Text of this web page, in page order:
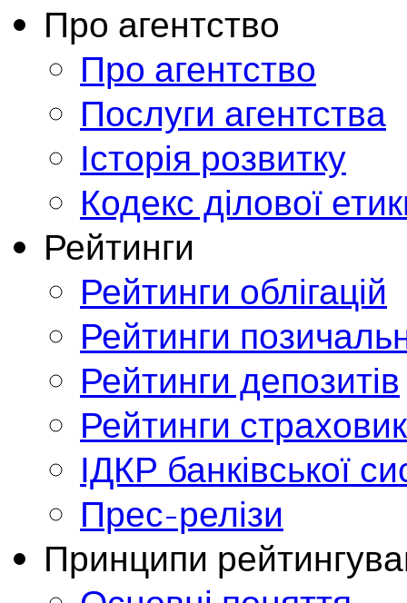
Про агентство
Про агентство
Послуги агентства
Історія розвитку
Кодекс ділової
Рейтинги
Рейтинги облігацій
Рейтинги
Рейтинги депозитів
Рейтинги
ІДКР банківської
Прес-релізи
Принципи